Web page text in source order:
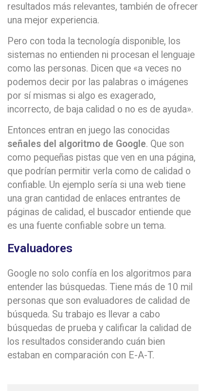
resultados más relevantes, también de ofrecer
una mejor experiencia.
Pero con toda la tecnología disponible, los
sistemas no entienden ni procesan el lenguaje
como las personas. Dicen que «a veces no
podemos decir por las palabras o imágenes
por sí mismas si algo es exagerado,
incorrecto, de baja calidad o no es de ayuda».
Entonces entran en juego las conocidas
señales del algoritmo de Google. Que son
como pequeñas pistas que ven en una página,
que podrían permitir verla como de calidad o
confiable. Un ejemplo sería si una web tiene
una gran cantidad de enlaces entrantes de
páginas de calidad, el buscador entiende que
es una fuente confiable sobre un tema.
Evaluadores
Google no solo confía en los algoritmos para
entender las búsquedas. Tiene más de 10 mil
personas que son evaluadores de calidad de
búsqueda. Su trabajo es llevar a cabo
búsquedas de prueba y calificar la calidad de
los resultados considerando cuán bien
estaban en comparación con E-A-T.